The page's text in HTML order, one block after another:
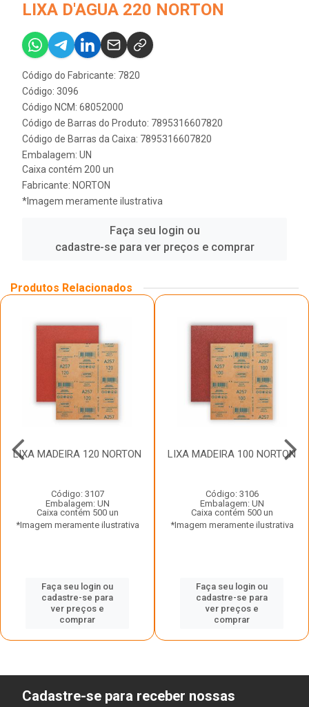
LIXA D'AGUA 220 NORTON
Código do Fabricante: 7820
Código: 3096
Código NCM: 68052000
Código de Barras do Produto: 7895316607820
Código de Barras da Caixa: 7895316607820
Embalagem: UN
Caixa contém 200 un
Fabricante: NORTON
*Imagem meramente ilustrativa
Faça seu login ou
cadastre-se para ver preços e comprar
Produtos Relacionados
LIXA MADEIRA 120 NORTON
Código: 3107
Embalagem: UN
Caixa contém 500 un
*Imagem meramente ilustrativa
Faça seu login ou
cadastre-se para
ver preços e
comprar
LIXA MADEIRA 100 NORTON
Código: 3106
Embalagem: UN
Caixa contém 500 un
*Imagem meramente ilustrativa
Faça seu login ou
cadastre-se para
ver preços e
comprar
Cadastre-se para receber nossas